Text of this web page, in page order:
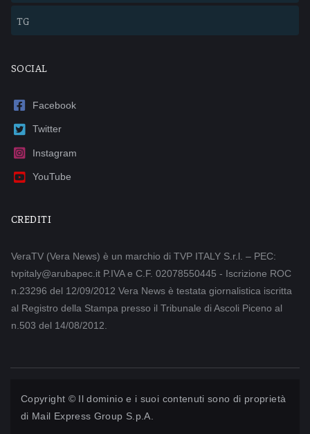
TG
SOCIAL
Facebook
Twitter
Instagram
YouTube
CREDITI
VeraTV (Vera News) è un marchio di TVP ITALY S.r.l. – PEC:
tvpitaly@arubapec.it P.IVA e C.F. 02078550445 - Iscrizione ROC
n.23296 del 12/09/2012 Vera News è testata giornalistica iscritta
al Registro della Stampa presso il Tribunale di Ascoli Piceno al
n.503 del 14/08/2012.
Copyright © Il dominio e i suoi contenuti sono di proprietà
di Mail Express Group S.p.A.